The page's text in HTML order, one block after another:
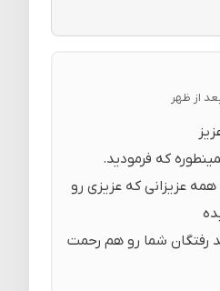
که فرمودید.
همه عزیزانی که عزیزی رو
رفتگان شما رو هم رحمت